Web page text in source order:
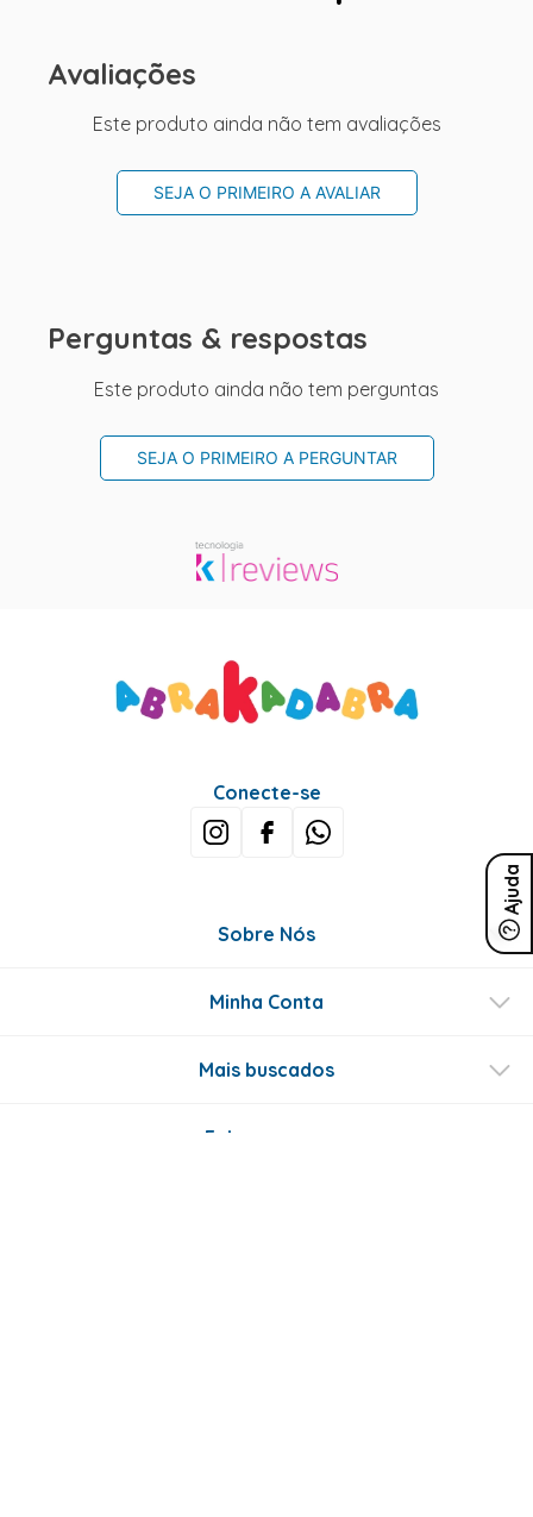
Avaliações
Este produto ainda não tem avaliações
SEJA O PRIMEIRO A AVALIAR
Perguntas & respostas
Este produto ainda não tem perguntas
SEJA O PRIMEIRO A PERGUNTAR
Ajuda
Conecte-se
Sobre Nós
Minha Conta
Mais buscados
Fale conosco